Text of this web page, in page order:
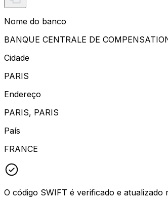
Nome do banco
BANQUE CENTRALE DE
Cidade
PARIS
Endereço
PARIS, PARIS
País
FRANCE
O código SWIFT é verificado e atualizado